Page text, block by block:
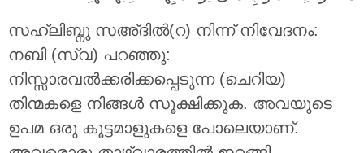
സഹ്ലിബ്നു സഅ്ദില്‍(റ) നിന്ന് നിവേദനം:
നബി (സ്വ) പറഞ്ഞു:
നിസ്സാരവല്‍ക്കരിക്കപ്പെടുന്ന (ചെറിയ)
തിന്മകളെ നിങ്ങള്‍ സൂക്ഷിക്കുക. അവയുടെ
ഉപമ ഒരു കൂട്ടമാളുകളെ പോലെയാണ്.